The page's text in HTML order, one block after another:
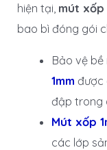
hiện tại, mút xốp
bao bì đóng gói
Bảo vệ
1mm được
đập trong
Mút xốp
các lớp